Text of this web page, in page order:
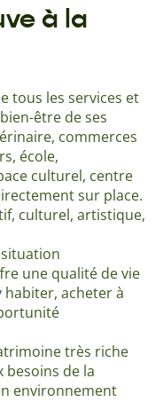
à la
tous les services et
être de ses
commerces
école,
culturel, centre
sur place.
culturel, artistique,
une qualité de vie
acheter à
très riche
besoins de la
environnement